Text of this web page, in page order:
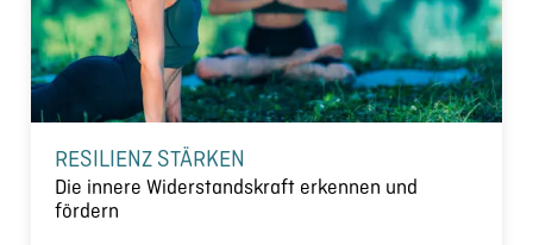
RESILIENZ STÄRKEN
Die innere Widerstandskraft erkennen und
fördern